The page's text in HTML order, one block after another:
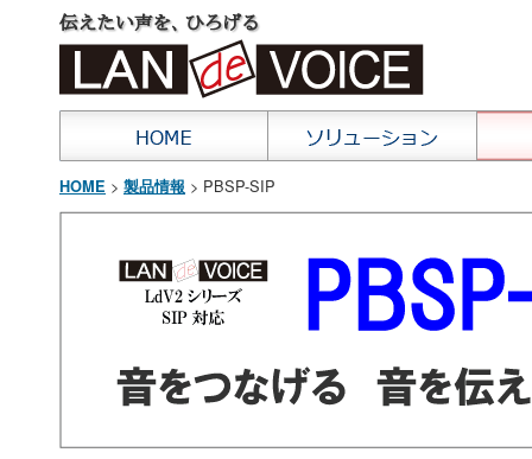
HOME > 製品情報 > PBSP-SIP